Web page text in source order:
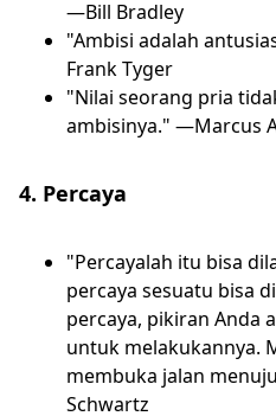
—Bill Bradley
"Ambisi adalah
Frank Tyger
"Nilai seorang pria
ambisinya." —Marcus
4. Percaya
"Percayalah itu bisa
percaya sesuatu bisa
percaya, pikiran Anda
untuk melakukannya.
membuka jalan
Schwartz